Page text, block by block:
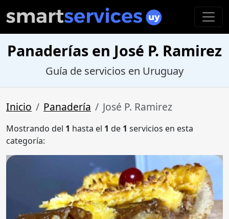
Panaderías en José P. Ramirez
Guía de servicios en Uruguay
Inicio Panadería José P. Ramirez
Mostrando del 1 hasta el 1 de 1 servicios en esta
categoría: